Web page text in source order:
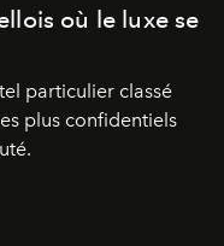
où le luxe se
particulier classé
plus confidentiels